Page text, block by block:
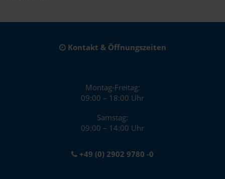
Kontakt & Öffnungszeiten
Montag-Freitag:
09:00 – 18:00 Uhr
Samstag:
09:00 – 14:00 Uhr
+49 (0) 2902 9780 -0